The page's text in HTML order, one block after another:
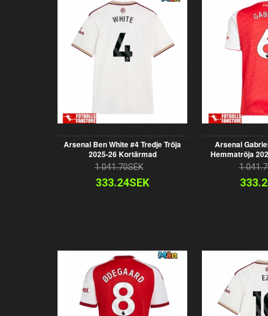
Arsenal Ben White #4 Tredje Tröja
2025-26 Kortärmad
1 041.70SEK
333.24SEK
Arsenal
Hemmatröja
1